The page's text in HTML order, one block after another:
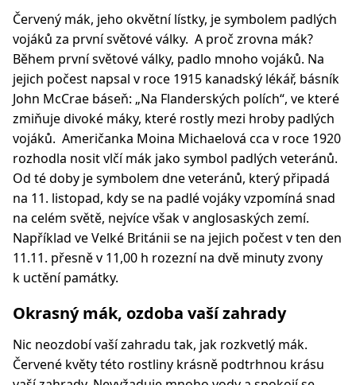
Červený mák, jeho okvětní lístky, je symbolem padlých
vojáků za první světové války. A proč zrovna mák?
Během první světové války, padlo mnoho vojáků. Na
jejich počest napsal v roce 1915 kanadský lékář, básník
John McCrae báseň: „Na Flanderských polích“, ve které
zmiňuje divoké máky, které rostly mezi hroby padlých
vojáků. Američanka Moina Michaelová cca v roce 1920
rozhodla nosit vlčí mák jako symbol padlých veteránů.
Od té doby je symbolem dne veteránů, který připadá
na 11. listopad, kdy se na padlé vojáky vzpomíná snad
na celém světě, nejvíce však v anglosaských zemí.
Například ve Velké Británii se na jejich počest v ten den
11.11. přesně v 11,00 h rozezní na dvě minuty zvony
k uctění památky.
Okrasný mák, ozdoba vaší zahrady
Nic neozdobí vaší zahradu tak, jak rozkvetlý mák.
Červené květy této rostliny krásně podtrhnou krásu